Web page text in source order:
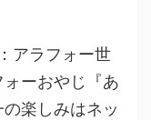
ラフォー世
ーおやじ『あ
楽しみはネッ